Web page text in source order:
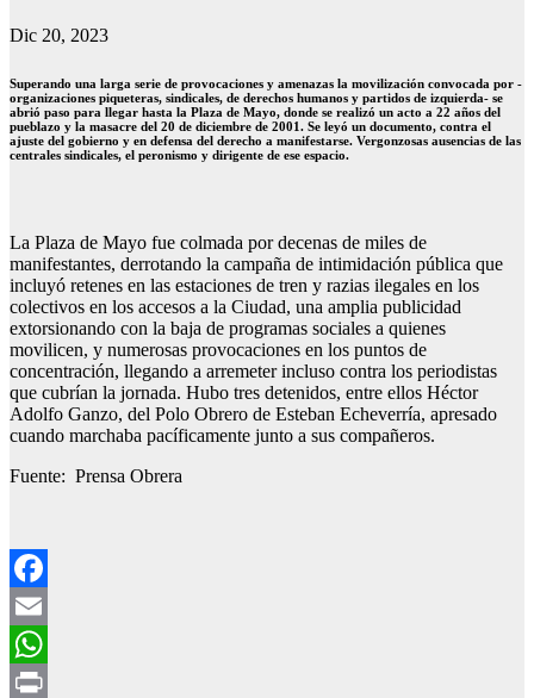
Dic 20, 2023
Superando una larga serie de provocaciones y amenazas la movilización convocada por -
organizaciones piqueteras, sindicales, de derechos humanos y partidos de izquierda- se
abrió paso para llegar hasta la Plaza de Mayo, donde se realizó un acto a 22 años del
pueblazo y la masacre del 20 de diciembre de 2001. Se leyó un documento, contra el
ajuste del gobierno y en defensa del derecho a manifestarse. Vergonzosas ausencias de las
centrales sindicales, el peronismo y dirigente de ese espacio.
La Plaza de Mayo fue colmada por decenas de miles de
manifestantes, derrotando la campaña de intimidación pública que
incluyó retenes en las estaciones de tren y razias ilegales en los
colectivos en los accesos a la Ciudad, una amplia publicidad
extorsionando con la baja de programas sociales a quienes
movilicen, y numerosas provocaciones en los puntos de
concentración, llegando a arremeter incluso contra los periodistas
que cubrían la jornada. Hubo tres detenidos, entre ellos Héctor
Adolfo Ganzo, del Polo Obrero de Esteban Echeverría, apresado
cuando marchaba pacíficamente junto a sus compañeros.
Fuente: Prensa Obrera
Facebook
Email
WhatsApp